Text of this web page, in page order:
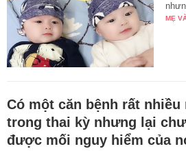
MẸ
Có một căn bệnh rất nhiều
trong thai kỳ nhưng lại
được mối nguy hiểm của